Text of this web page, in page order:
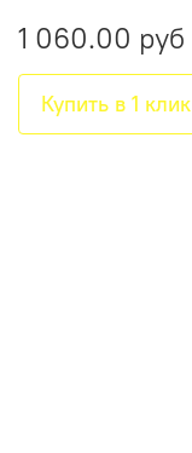
1 060.00 руб
Купить в 1 клик